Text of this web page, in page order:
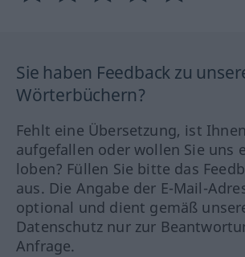
Sie haben Feedback zu
Wörterbüchern?
Fehlt eine Übersetzung, ist
aufgefallen oder wollen Sie uns
loben? Füllen Sie bitte das
aus. Die Angabe der E-Mail-
optional und dient gemäß
Datenschutz nur zur
Anfrage.